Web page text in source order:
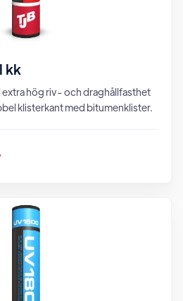
kk
hög riv- och draghållfasthet
klisterkant med bitumenklister.